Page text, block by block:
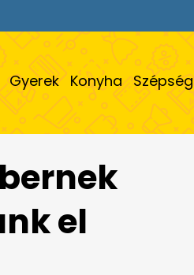
Gyerek Konyha Szépség
el